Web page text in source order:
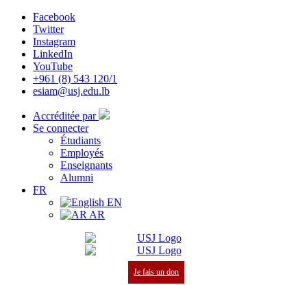
Facebook
Twitter
Instagram
LinkedIn
YouTube
+961 (8) 543 120/1
esiam@usj.edu.lb
Accréditée par
Se connecter
Étudiants
Employés
Enseignants
Alumni
FR
EN
AR
Je fais un don